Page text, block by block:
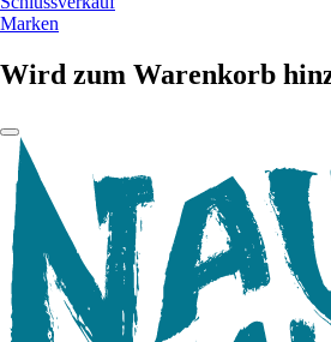
Marken
Wird zum Warenkorb